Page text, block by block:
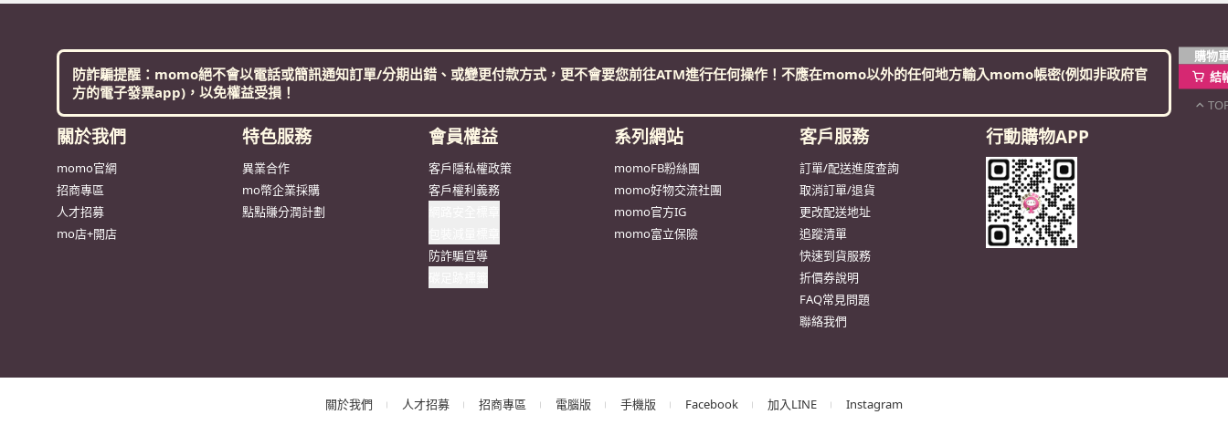
購物
結
防詐騙提醒：momo絕不會以電話或簡訊通知訂單/分期出錯、或變更付款方式，更不會要您前往ATM進行任何操作！不應在momo以外的任何地方輸入momo帳密(例如非政府官
方的電子發票app)，以免權益受損！
關於我們
momo官網
招商專區
人才招募
mo店+開店
特色服務
異業合作
mo幣企業採購
點點賺分潤計劃
會員權益
客戶隱私權政策
客戶權利義務
防詐騙宣導
系列網站
momoFB粉絲團
momo好物交流社團
momo官方IG
momo富立保險
客戶服務
訂單/配送進度查詢
取消訂單/退貨
更改配送地址
追蹤清單
快速到貨服務
折價券說明
FAQ常見問題
聯絡我們
行動購物APP
關於我們 人才招募 招商專區 電腦版 手機版 Facebook 加入LINE Instagram